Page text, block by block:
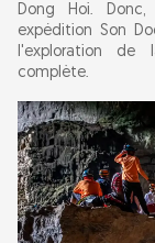
Ce qu'il faut
à Phong Nha
Dong Hoi.
expédition Son
l'exploration de
complète.